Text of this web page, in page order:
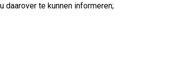
daarover te kunnen informeren;